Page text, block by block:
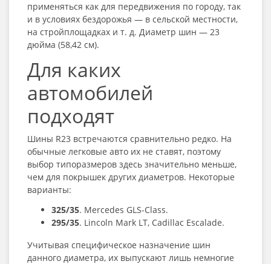
применяться как для передвижения по городу, так
и в условиях бездорожья — в сельской местности,
на стройплощадках и т. д. Диаметр шин — 23
дюйма (58,42 см).
Для каких
автомобилей
подходят
Шины R23 встречаются сравнительно редко. На
обычные легковые авто их не ставят, поэтому
выбор типоразмеров здесь значительно меньше,
чем для покрышек других диаметров. Некоторые
варианты:
325/35. Mercedes GLS-Class.
295/35. Lincoln Mark LT, Cadillac Escalade.
Учитывая специфическое назначение шин
данного диаметра, их выпускают лишь немногие